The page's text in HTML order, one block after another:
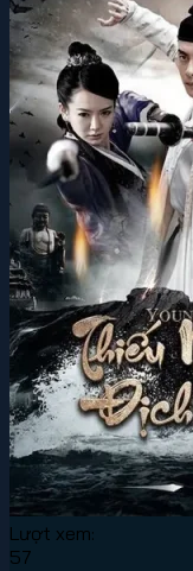
Lượt xem:
57